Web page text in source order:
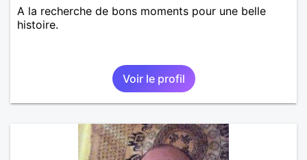
A la recherche de bons moments pour une belle
histoire.
Voir le profil